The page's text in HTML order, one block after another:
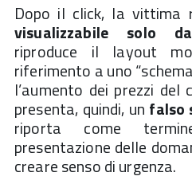
Dopo il click, la vittima
visualizzabile solo
riproduce il layout
riferimento a uno
l’aumento dei prezzi del
presenta, quindi, un falso
riporta come
presentazione delle
creare senso di urgenza.